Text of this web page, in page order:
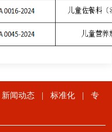
新闻动态 标准化
专